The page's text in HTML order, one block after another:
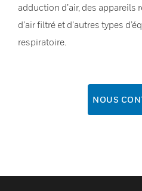
adduction d’air, des
d’air filtré et d’autres types
respiratoire.
NOUS